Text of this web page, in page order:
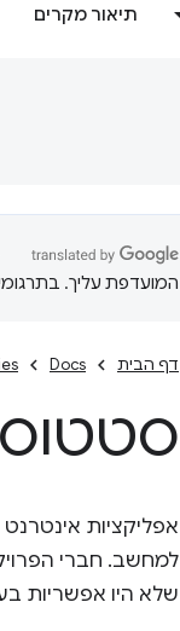
תיאור מקרים
המועדפת עליך.
דף הבית Docs
למחשב. חברי
שלא היו אפשריות